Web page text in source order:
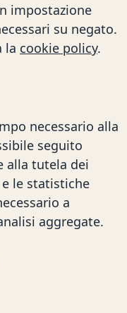
impostazione
su negato.
la cookie policy.
necessario alla
seguito
alla tutela dei
le statistiche
a
aggregate.